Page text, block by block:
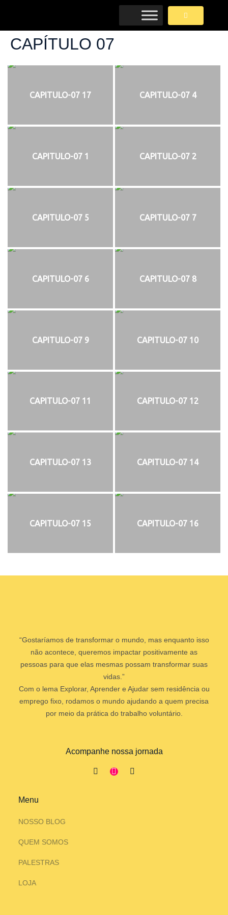
CAPÍTULO 07
CAPITULO-07 17 CAPITULO-07 4
CAPITULO-07 1 CAPITULO-07 2
CAPITULO-07 5 CAPITULO-07 7
CAPITULO-07 6 CAPITULO-07 8
CAPITULO-07 9 CAPITULO-07 10
CAPITULO-07 11 CAPITULO-07 12
CAPITULO-07 13 CAPITULO-07 14
CAPITULO-07 15 CAPITULO-07 16
“Gostaríamos de transformar o mundo, mas enquanto isso
não acontece, queremos impactar positivamente as
pessoas para que elas mesmas possam transformar suas
vidas.”
Com o lema Explorar, Aprender e Ajudar sem residência ou
emprego fixo, rodamos o mundo ajudando a quem precisa
por meio da prática do trabalho voluntário.
Acompanhe nossa jornada
Menu
NOSSO BLOG
QUEM SOMOS
PALESTRAS
LOJA